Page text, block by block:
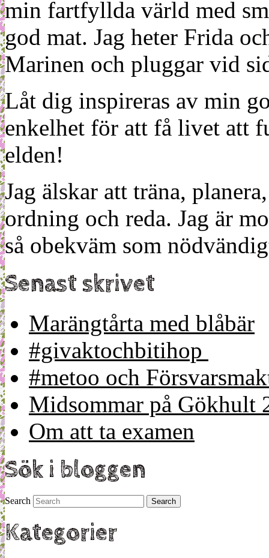
min fartfyllda värld med
god mat. Jag heter Frida
Marinen och pluggar vid
Låt dig inspireras av min
enkelhet för att få livet att
elden!
Jag älskar att träna,
ordning och reda. Jag är
så obekväm som
Senast skrivet
Marängtårta med blåbär
#givaktochbitihop
#metoo och
Midsommar på Gökhult
Om att ta examen
Sök i bloggen
Search
Kategorier